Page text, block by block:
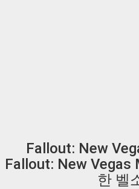
Fallout: New
Fallout: New Vegas
한 벨